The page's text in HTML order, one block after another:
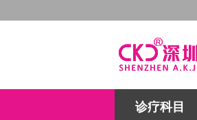
诊疗科目